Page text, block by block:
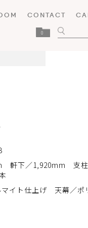
CONTACT
0
軒下／1,920mm 支
イト仕上げ 天幕／ポ